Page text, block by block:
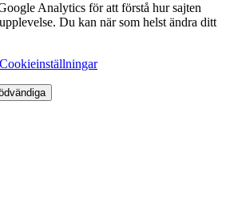
Analytics för att förstå hur sajten
Du kan när som helst ändra ditt
Cookieinställningar